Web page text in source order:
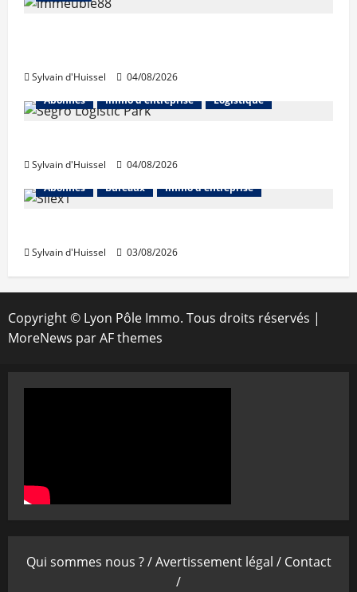
Sylvain d'Huissel
04/08/2026
Abonnés
Immo d'entreprise Logistique
Sylvain d'Huissel
04/08/2026
Abonnés
Bureaux Immo d'entreprise
Sylvain d'Huissel 03/08/2026
Copyright © Lyon Pôle Immo. Tous droits réservés |
MoreNews par AF themes
Qui sommes nous ? /Avertissement légal / Contact
/